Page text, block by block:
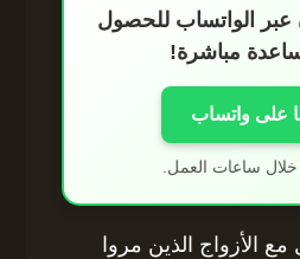
عبر الواتساب للحصول
مباشرة!
على واتساب
خلال ساعات العمل.
مع الأزواج الذين مروا